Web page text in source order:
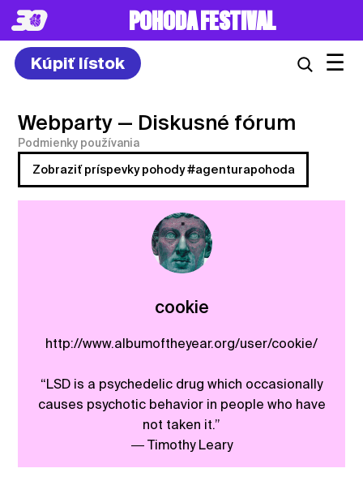
POHODA FESTIVAL
Kúpiť lístok ☰
Webparty — Diskusné fórum
Podmienky používania
Zobraziť príspevky pohody #agenturapohoda
cookie
http://www.albumoftheyear.org/user/cookie/
“LSD is a psychedelic drug which occasionally
causes psychotic behavior in people who have
not taken it.”
― Timothy Leary